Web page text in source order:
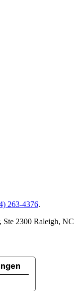
263-4376.
2300 Raleigh, NC